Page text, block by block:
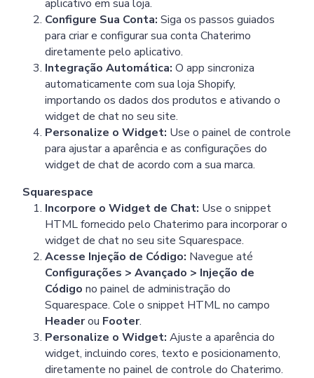
aplicativo em sua loja.
Configure Sua Conta: Siga os passos guiados
para criar e configurar sua conta Chaterimo
diretamente pelo aplicativo.
Integração Automática: O app sincroniza
automaticamente com sua loja Shopify,
importando os dados dos produtos e ativando o
widget de chat no seu site.
Personalize o Widget: Use o painel de controle
para ajustar a aparência e as configurações do
widget de chat de acordo com a sua marca.
Squarespace
Incorpore o Widget de Chat: Use o snippet
HTML fornecido pelo Chaterimo para incorporar o
widget de chat no seu site Squarespace.
Acesse Injeção de Código: Navegue até
Configurações > Avançado > Injeção de
Código no painel de administração do
Squarespace. Cole o snippet HTML no campo
Headerou Footer.
Personalize o Widget: Ajuste a aparência do
widget, incluindo cores, texto e posicionamento,
diretamente no painel de controle do Chaterimo.